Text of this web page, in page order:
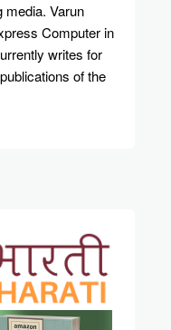
media. Varun
Computer in
writes for
of the